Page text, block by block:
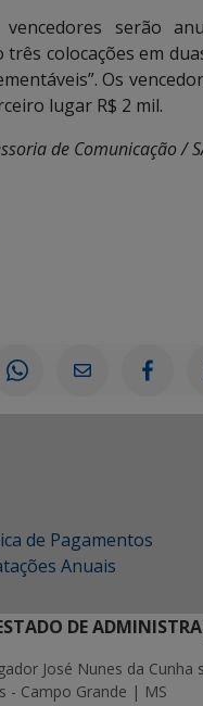
serão
colocações em
Os
lugar R$ 2 mil.
de Comunicação /
de Pagamentos
Anuais
DE
José Nunes da Cunha
- Campo Grande | MS